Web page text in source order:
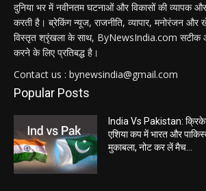
दुनिया भर में नवीनतम घटनाओं और विकासों की व्यापक
करती है। ब्रेकिंग न्यूज, राजनीति, व्यापार, मनोरंजन और
विस्तृत श्रृंखला के साथ, ByNewsIndia.com सटीक और
करने के लिए प्रतिबद्ध है।
Contact us : bynewsindia@gmail.com
Popular Posts
India Vs Pakistan:
एशिया कप में भारत और
मुकाबला, नोट कर लें मैच...